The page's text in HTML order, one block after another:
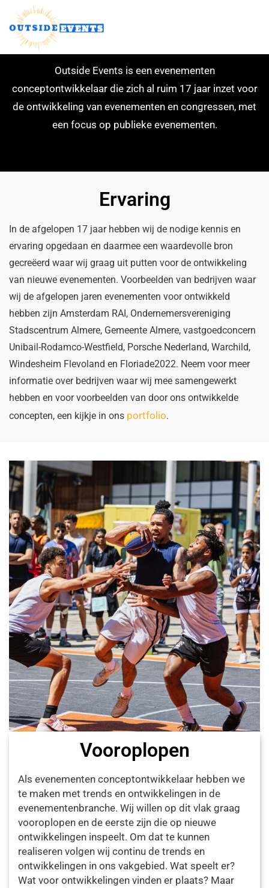
OVER ONS
Outside Events is een evenementen
conceptontwikkelaar die zich al ruim 17 jaar inzet voor
de ontwikkeling van evenementen en congressen, met
een focus op publieke evenementen.
Ervaring
In de afgelopen 17 jaar hebben wij de nodige kennis en
ervaring opgedaan en daarmee een waardevolle bron
gecreëerd waar wij graag uit putten voor de ontwikkeling
van nieuwe evenementen. Voorbeelden van bedrijven waar
wij de afgelopen jaren evenementen voor ontwikkeld
hebben zijn Amsterdam RAI, Ondernemersvereniging
Stadscentrum Almere, Gemeente Almere, vastgoedconcern
Unibail-Rodamco-Westfield, Porsche Nederland, Warchild,
Windesheim Flevoland en Floriade2022. Neem voor meer
informatie over bedrijven waar wij mee samengewerkt
hebben en voor voorbeelden van door ons ontwikkelde
concepten, een kijkje in ons portfolio.
Vooroplopen
Als evenementen conceptontwikkelaar hebben we
te maken met trends en ontwikkelingen in de
evenementenbranche. Wij willen op dit vlak graag
vooroplopen en de eerste zijn die op nieuwe
ontwikkelingen inspeelt. Om dat te kunnen
realiseren volgen wij continu de trends en
ontwikkelingen in ons vakgebied. Wat speelt er?
Wat voor ontwikkelingen vinden er plaats? Maar